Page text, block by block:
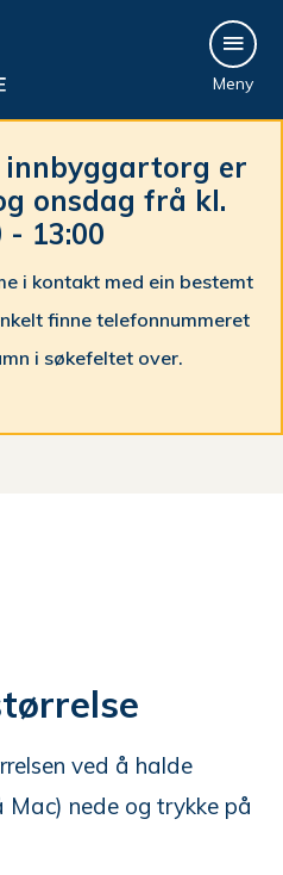
u
l
a
k
o
m
m
Meny
er
onsdag frå kl.
- 13:00
i kontakt med ein bestemt
finne telefonnummeret
i søkefeltet over.
ved å halde
nede og trykke på